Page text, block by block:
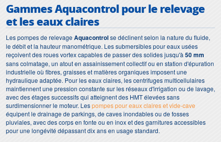
Gammes Aquacontrol pour le relevage
et les eaux claires
Les pompes de relevageAquacontrolse déclinent selon la nature du fluide,
le débit et la hauteur manométrique. Les submersibles pour eaux usées
reçoivent des roues vortex capables de passer des solides jusqu'à 50 mm
sans colmatage, un atout en assainissement collectif ou en station d'épuration
industrielle où fibres, graisses et matières organiques imposent une
hydraulique adaptée. Pour les eaux claires, les centrifuges multicellulaires
maintiennent une pression constante sur les réseaux d'irrigation ou de lavage,
avec des étages successifs qui atteignent des HMT élevées sans
surdimensionner le moteur. Lespompes pour eaux claires et vide-cave
équipent le drainage de parkings, de caves inondables ou de fosses
pluviales, avec des corps en fonte ou en inox et des garnitures accessibles
pour une longévité dépassant dix ans en usage standard.